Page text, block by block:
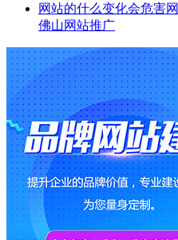
网站的什么变化会危害
佛山网站推广